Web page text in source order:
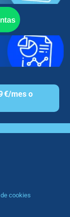
€/mes o
cookies